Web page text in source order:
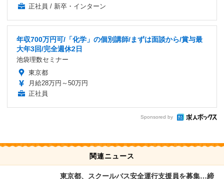
正社員 / 新卒・インターン
年収700万円可/「化学」の個別講師/まずは面談から/賞与最
大年3回/完全週休2日
池袋理数セミナー
東京都
月給28万円～50万円
正社員
Sponsored by
関連ニュース
東京都、スクールバス安全運行支援員を募集…締